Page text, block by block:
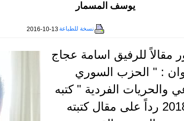
يوسف المسمار
نسخة للطباعة2016-10-13
مقالاً للرفيق اسامة عجاج
: " الحزب السوري
والحريات الفردية " كتبه
بتاريخ 03 /10 /2018 رداً على مقال كتبته